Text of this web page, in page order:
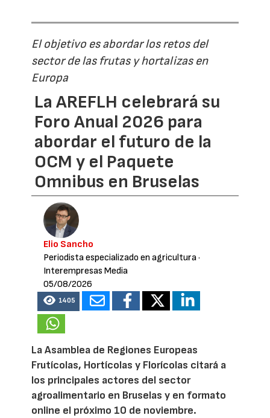
El objetivo es abordar los retos del
sector de las frutas y hortalizas en
Europa
La AREFLH celebrará su
Foro Anual 2026 para
abordar el futuro de la
OCM y el Paquete
Omnibus en Bruselas
Elio Sancho
Periodista especializado en agricultura·
Interempresas Media
05/08/2026
1405
La Asamblea de Regiones Europeas
Frutícolas, Hortícolas y Florícolas citará a
los principales actores del sector
agroalimentario en Bruselas y en formato
online el próximo 10 de noviembre.